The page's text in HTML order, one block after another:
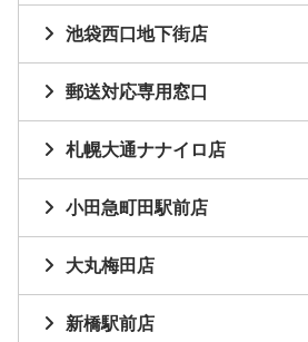
池袋西口地下街店
郵送対応専用窓口
札幌大通ナナイロ店
小田急町田駅前店
大丸梅田店
新橋駅前店